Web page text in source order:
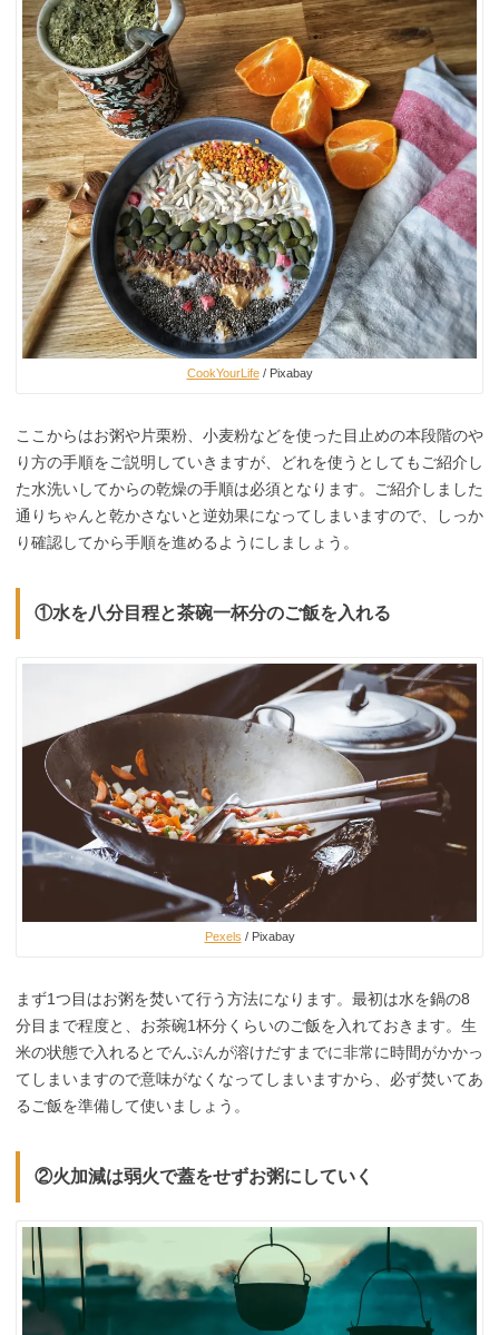
CookYourLife/ Pixabay
ここからはお粥や片栗粉、小麦粉などを使った目止めの本段階のや
り方の手順をご説明していきますが、どれを使うとしてもご紹介し
た水洗いしてからの乾燥の手順は必須となります。ご紹介しました
通りちゃんと乾かさないと逆効果になってしまいますので、しっか
り確認してから手順を進めるようにしましょう。
①水を八分目程と茶碗一杯分のご飯を入れる
Pexels / Pixabay
まず1つ目はお粥を焚いて行う方法になります。最初は水を鍋の8
分目まで程度と、お茶碗1杯分くらいのご飯を入れておきます。生
米の状態で入れるとでんぷんが溶けだすまでに非常に時間がかかっ
てしまいますので意味がなくなってしまいますから、必ず焚いてあ
るご飯を準備して使いましょう。
②火加減は弱火で蓋をせずお粥にしていく